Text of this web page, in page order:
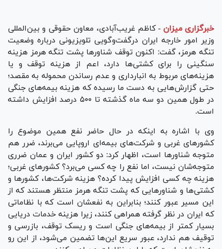
خبرگزاری میزان - کاظم غریب‌آبادی، معاون حقوقی و بین‌المللی
وزیر امور خارجه ایران درگفت‌وگویی تلویزیونی درباره وضعیت
تنگه هرمز، گفت: اکنون توقف شناور‌ها پشت تنگه هرمز هزینه
سنگینی را برای کشتی‌ها دارد، اعم از هزینه توقف و یا
هزینه‌های مربوط به انبارداری و عدم رساندن محموله به مقصد؛
حتی گزارش‌هایی به دست ما رسیده که هزینه بیمه‌های جنگی
در طول همین دو سه ماه گذشته تا ۵۰۰ درصد افزایش داشته
است.
وی با اشاره به اینکه در حال حاضر نفع همین موضوع را
کشور‌های غربی و شرکت‌های بیمه‌ای اروپایی می‌برند، ضرر هم
متوجه شناور‌ها است، اظهار کرد: دو کشور ایران و عمان ضرری
متوجه‌شان نیست، اما نفع را چه کسی می‌برد؟ کشور‌های غربی؛
هزینه چه کسی افزایش پیدا کرده؟ هزینه شرکت‌ها، کشور‌ها و
کشتی‌ها و شناور‌هایی که پشت تنگه هرمز منتظر هستند که از
این مسیر عبور کنند؛ بنابراین به نفعشان است که با نظاماتی
که ایران در نظر گرفته همراهی کنند، زیرا هزینه خدمات دریایی
بسیار کمتر از بیمه‌های جنگی است و ریسک توقف، بازرسی و
توقیف هم ندارد، عبور سریع این‌ها تضمین می‌شود، از این رو